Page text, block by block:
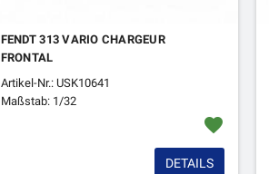
FENDT 313 VARIO CHARGEUR
FRONTAL
Artikel-Nr.: USK10641
Maßstab: 1/32
favorite
DETAILS